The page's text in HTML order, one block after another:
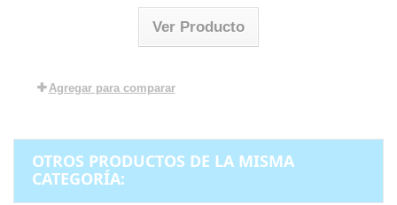
Ver Producto
Agregar para comparar
OTROS PRODUCTOS DE LA MISMA
CATEGORÍA: